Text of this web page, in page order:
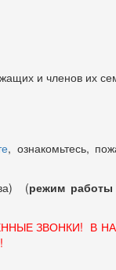
и членов их
, ознакомьтесь,
(режим работы
ЗВОНКИ! В